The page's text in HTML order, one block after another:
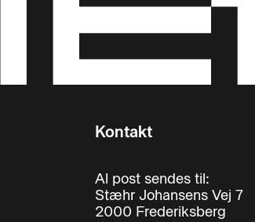
Kontakt
Al post sendes til:
Stæhr Johansens Vej 7
2000 Frederiksberg